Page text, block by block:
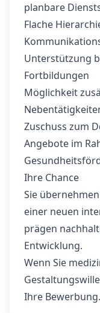
planbare
Flache
Unterstützung
Fortbildungen
Möglichkeit
Zuschuss zum
Angebote im
Ihre Chance
Sie
einer neuen
prägen
Entwicklung.
Wenn Sie
Ihre Bewerbung.